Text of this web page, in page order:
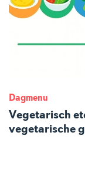
Dagmenu
Vegetarisch
vegetarische